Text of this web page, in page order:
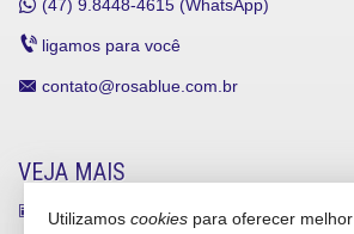
(47) 9.8448-4615 (WhatsApp)
ligamos para você
contato@rosablue.com.br
VEJA MAIS
receba nosso newsletter
Utilizamos cookies para oferecer melhor